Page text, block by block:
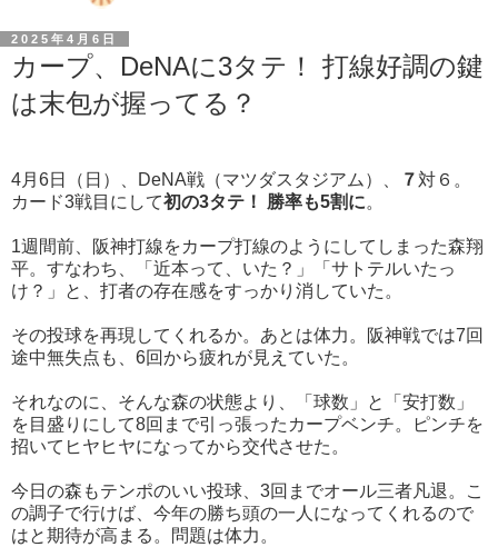
2025年4月6日
カープ、DeNAに3タテ！ 打線好調の鍵
は末包が握ってる？
4月6日（日）、DeNA戦（マツダスタジアム）、 ７ 対６。
カード3戦目にして初の3タテ！ 勝率も5割に。
1週間前、阪神打線をカープ打線のようにしてしまった森翔
平。すなわち、「近本って、いた？」「サトテルいたっ
け？」と、打者の存在感をすっかり消していた。
その投球を再現してくれるか。あとは体力。阪神戦では7回
途中無失点も、6回から疲れが見えていた。
それなのに、そんな森の状態より、「球数」と「安打数」
を目盛りにして8回まで引っ張ったカープベンチ。ピンチを
招いてヒヤヒヤになってから交代させた。
今日の森もテンポのいい投球、3回までオール三者凡退。こ
の調子で行けば、今年の勝ち頭の一人になってくれるので
はと期待が高まる。問題は体力。